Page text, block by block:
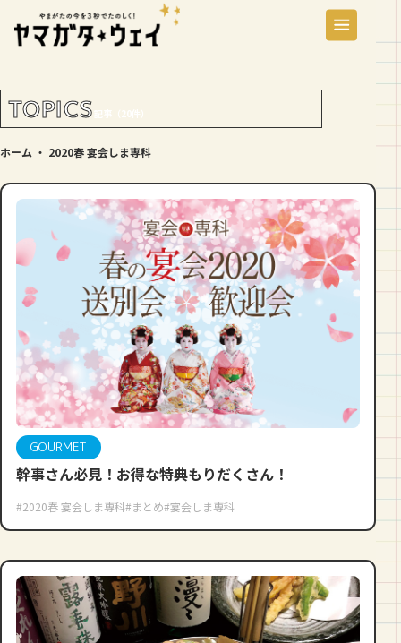
TOPICS 記事（20件）
ホーム ・ 2020春 宴会しま専科
GOURMET
幹事さん必見！お得な特典もりだくさん！
#2020春 宴会しま専科#まとめ#宴会しま専科